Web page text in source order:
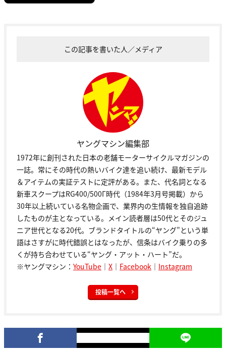
この記事を書いた人／メディア
ヤングマシン編集部
1972年に創刊された日本の老舗モーターサイクルマガジンの
一誌。常にその時代の熱いバイク達を追い続け、最新モデル
＆アイテムの実証テストに定評がある。また、代名詞となる
新車スクープはRG400/500Γ時代（1984年3月号掲載）から
30年以上続いている名物企画で、業界内の生情報を独自追跡
したものが主となっている。メイン読者層は50代とそのジュ
ニア世代となる20代。ブランドタイトルの“ヤング”という単
語はさすがに時代錯誤とはなったが、信条はバイク乗りの多
くが持ち合わせている“ヤング・アット・ハート”だ。
※ヤングマシン： YouTube ｜ X ｜ Facebook ｜ Instagram
投稿一覧へ